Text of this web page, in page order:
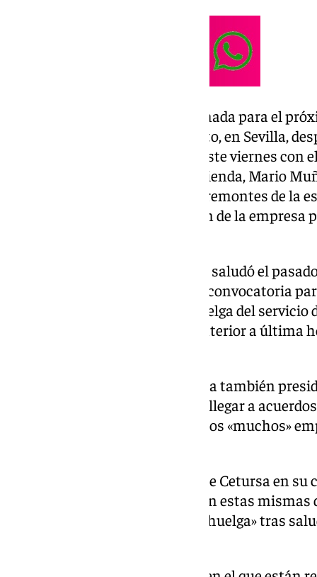
La reunión ha quedado programada para el
sede de la Consejería de Fomento, en Sevilla,
convocado en primer término este viernes con
Articulación del Territorio y Vivienda, Mario
los trabajadores del servicio de remontes de la
Nevada, así como de la dirección de la
La titular andaluza de Fomento saludó el
que significó a su parecer la desconvocatoria
anunciados por el comité de huelga del
esquí de Sierra Nevada, el día anterior a última
A preguntas de los periodistas, la también
«fundamental poder sentarse y llegar a
tiene para el recinto invernal y los «muchos»
Mostrando su disposición y la de Cetursa en
pasos», Díaz volvió a reclamar en estas
desconvocatoria absoluta de la huelga» tras